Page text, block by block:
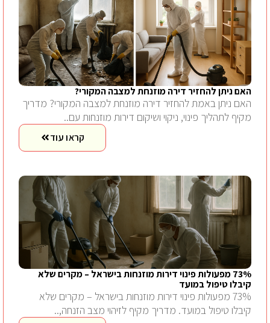
האם ניתן להחזיר דירה מוזנחת למצבה המקורי?
האם ניתן באמת להחזיר דירה מוזנחת למצבה המקורי? מדריך
מקיף לתהליך פינוי, ניקוי ושיקום דירות מוזנחות עם..
קראו עוד
73% מפעולות פינוי דירות מוזנחות בישראל – מקרים שלא
קיבלו טיפול במועד
73% מפעולות פינוי דירות מוזנחות בישראל – מקרים שלא
קיבלו טיפול במועד. מדריך מקיף לזיהוי מצב הזנחה,..